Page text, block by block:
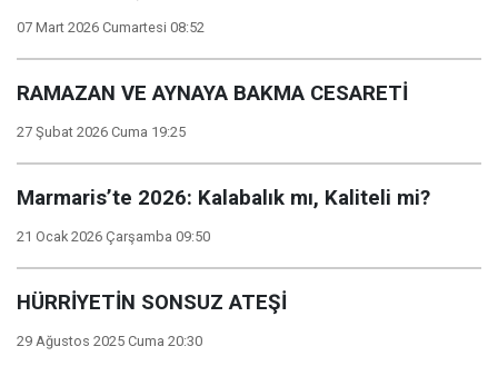
07 Mart 2026 Cumartesi 08:52
RAMAZAN VE AYNAYA BAKMA CESARETİ
27 Şubat 2026 Cuma 19:25
Marmaris’te 2026: Kalabalık mı, Kaliteli mi?
21 Ocak 2026 Çarşamba 09:50
HÜRRİYETİN SONSUZ ATEŞİ
29 Ağustos 2025 Cuma 20:30